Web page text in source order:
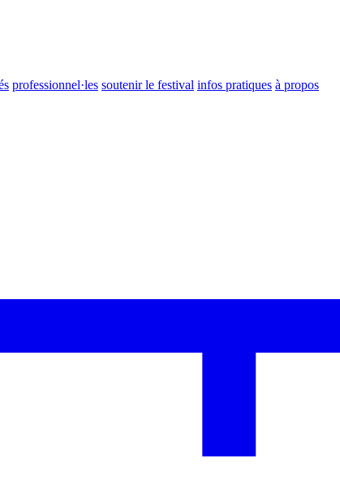
professionnel·les soutenir le festival infos pratiques à propos